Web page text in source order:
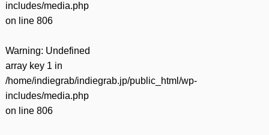
includes/media.php
on line 806
Warning: Undefined
array key 1 in
/home/indiegrab/indiegrab.jp/public_html/wp-
includes/media.php
on line 806